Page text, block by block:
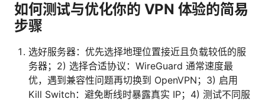
如何测试与优化你的 VPN 体验的简易
步骤
选好服务器：优先选择地理位置接近且负载较低的服
务器；2) 选择合适协议：WireGuard 通常速度最
优，遇到兼容性问题再切换到 OpenVPN；3) 启用
Kill Switch：避免断线时暴露真实 IP；4) 测试不同服